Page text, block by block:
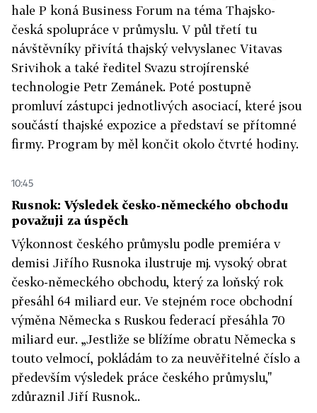
hale P koná Business Forum na téma Thajsko-
česká spolupráce v průmyslu. V půl třetí tu
návštěvníky přivítá thajský velvyslanec Vitavas
Srivihok a také ředitel Svazu strojírenské
technologie Petr Zemánek. Poté postupně
promluví zástupci jednotlivých asociací, které jsou
součástí thajské expozice a představí se přítomné
firmy. Program by měl končit okolo čtvrté hodiny.
10:45
Rusnok: Výsledek česko-německého obchodu
považuji za úspěch
Výkonnost českého průmyslu podle premiéra v
demisi Jiřího Rusnoka ilustruje mj. vysoký obrat
česko-německého obchodu, který za loňský rok
přesáhl 64 miliard eur. Ve stejném roce obchodní
výměna Německa s Ruskou federací přesáhla 70
miliard eur. „Jestliže se blížíme obratu Německa s
touto velmocí, pokládám to za neuvěřitelné číslo a
především výsledek práce českého průmyslu,"
zdůraznil Jiří Rusnok..